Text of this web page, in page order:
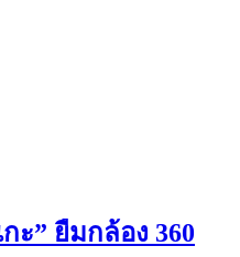
ะ” ยืมกล้อง 360